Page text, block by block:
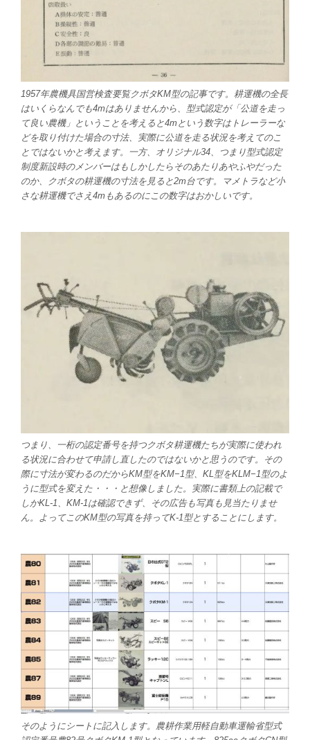
1957年農機具国営検査要覧クボタKM型の記事です。耕運機の全長
はいくらなんでも4mはありませんから、型式認定が「公道を走っ
て良い農機」ということを考えると4mという数字はトレーラーな
どを取り付けた場合の寸法、実際に公道を走る状況を考えてのこ
とではないかと考えます。一方、オリジナル34、つまり型式認定
制度新設時のメンバーはもしかしたらそのあたりあやふやだった
のか、クボタの耕運機の寸法を見ると2m台です。マメトラなど小
さな耕運機でさえ4mもあるのにこの数字はおかしいです。
つまり、一桁の認定番号を持つクボタ耕運機たちが実際に使われ
る状況に合わせて申請し直したのではないかと思うのです。その
際に寸法が変わるのだからKM型をKM−1型、KL型をKLM−1型のよ
うに型式を変えた・・・と想像しました。実際に書類上の記載で
しかKL-1、KM-1は確認できず、その広告も写真も見当たりませ
ん。よってこのKM型の写真を持ってK-1型とすることにします。
そのようにシートに記入します。農耕作業用軽自動車運輸省型式